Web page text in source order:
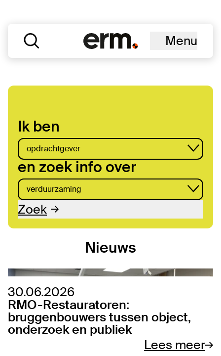
Menu
Ik ben
en zoek info over
Zoek
Samen voor restauratie
kwaliteit
Nieuws
RMO-Restauratoren:
bruggenbouwers tussen object,
onderzoek en publiek
30.06.2026
Lees meer